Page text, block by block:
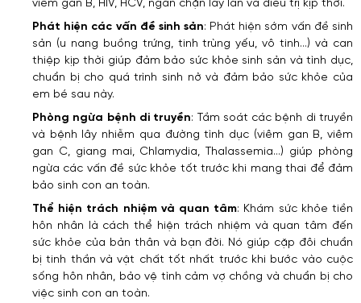
viêm gan B, HIV, HCV, ngăn chặn lây lan và điều trị kịp thời.
Phát hiện các vấn đề sinh sản: Phát hiện sớm vấn đề sinh
sản (u nang buồng trứng, tinh trùng yếu, vô tinh…) và can
thiệp kịp thời giúp đảm bảo sức khỏe sinh sản và tình dục,
chuẩn bị cho quá trình sinh nở và đảm bảo sức khỏe của
em bé sau này.
Phòng ngừa bệnh di truyền: Tầm soát các bệnh di truyền
và bệnh lây nhiễm qua đường tình dục (viêm gan B, viêm
gan C, giang mai, Chlamydia, Thalassemia…) giúp phòng
ngừa các vấn đề sức khỏe tốt trước khi mang thai để đảm
bảo sinh con an toàn.
Thể hiện trách nhiệm và quan tâm: Khám sức khỏe tiền
hôn nhân là cách thể hiện trách nhiệm và quan tâm đến
sức khỏe của bản thân và bạn đời. Nó giúp cặp đôi chuẩn
bị tinh thần và vật chất tốt nhất trước khi bước vào cuộc
sống hôn nhân, bảo vệ tình cảm vợ chồng và chuẩn bị cho
việc sinh con an toàn.